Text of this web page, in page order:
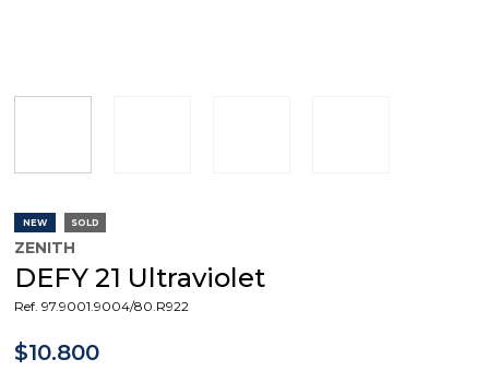
NEW SOLD
ZENITH
DEFY 21 Ultraviolet
Ref. 97.9001.9004/80.R922
$10.800